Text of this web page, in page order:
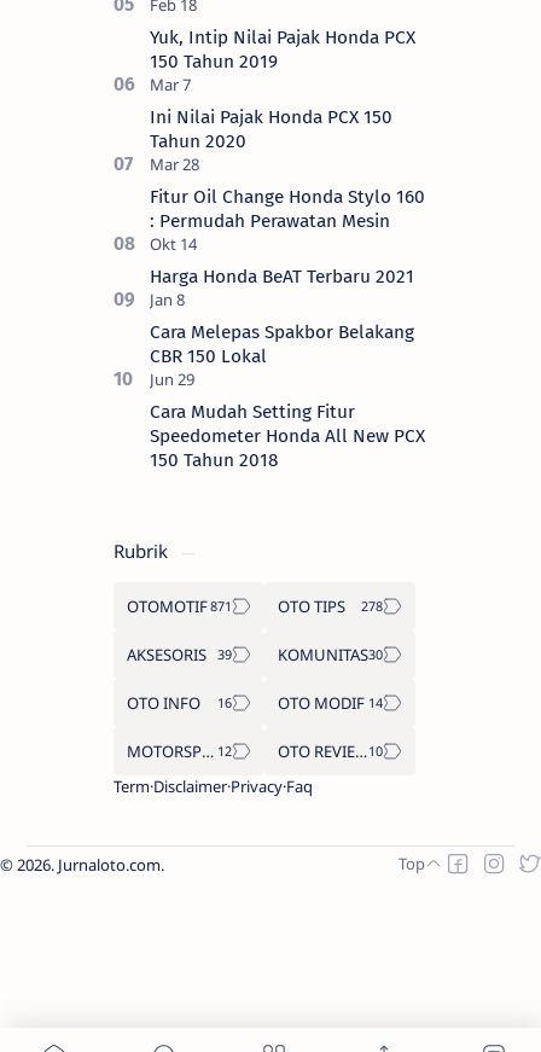
Yuk, Intip Nilai Pajak Honda PCX
150 Tahun 2019
Ini Nilai Pajak Honda PCX 150
Tahun 2020
Fitur Oil Change Honda Stylo 160
: Permudah Perawatan Mesin
Harga Honda BeAT Terbaru 2021
Cara Melepas Spakbor Belakang
CBR 150 Lokal
Cara Mudah Setting Fitur
Speedometer Honda All New PCX
150 Tahun 2018
Rubrik
OTOMOTIF OTO TIPS
AKSESORIS KOMUNITAS
OTO INFO OTO MODIF
MOTORSPORT
OTO REVIEW
Term Disclaimer Privacy Faq
2026. Jurnaloto.com.